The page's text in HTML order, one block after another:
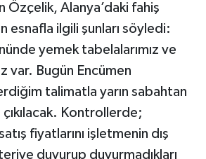
Özçelik, Alanya’daki fahiş
esnafla ilgili şunları söyledi:
yemek tabelalarımız ve
var. Bugün Encümen
talimatla yarın sabahtan
Kontrollerde;
fiyatlarını işletmenin dış
duyurup duyurmadıkları